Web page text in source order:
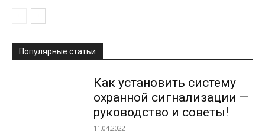
Популярные статьи
Как установить систему
охранной сигнализации —
руководство и советы!
11.04.2022